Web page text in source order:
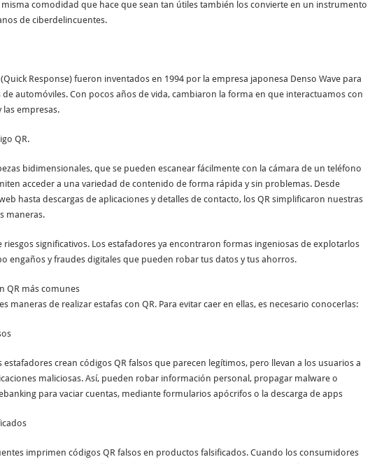
misma comodidad que hace que sean tan útiles también los convierte en un instrumento
de ciberdelincuentes.
Response) fueron inventados en 1994 por la empresa japonesa Denso Wave para
de automóviles. Con pocos años de vida, cambiaron la forma en que interactuamos con
empresas.
QR.
bidimensionales, que se pueden escanear fácilmente con la cámara de un teléfono
acceder a una variedad de contenido de forma rápida y sin problemas. Desde
hasta descargas de aplicaciones y detalles de contacto, los QR simplificaron nuestras
maneras.
riesgos significativos. Los estafadores ya encontraron formas ingeniosas de explotarlos
engaños y fraudes digitales que pueden robar tus datos y tus ahorros.
QR más comunes
maneras de realizar estafas con QR. Para evitar caer en ellas, es necesario conocerlas:
estafadores crean códigos QR falsos que parecen legítimos, pero llevan a los usuarios a
maliciosas. Así, pueden robar información personal, propagar malware o
para vaciar cuentas, mediante formularios apócrifos o la descarga de apps
imprimen códigos QR falsos en productos falsificados. Cuando los consumidores